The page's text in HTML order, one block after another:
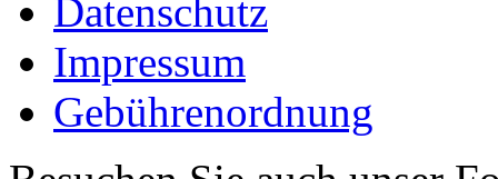
Datenschutz
Impressum
Gebührenordnung